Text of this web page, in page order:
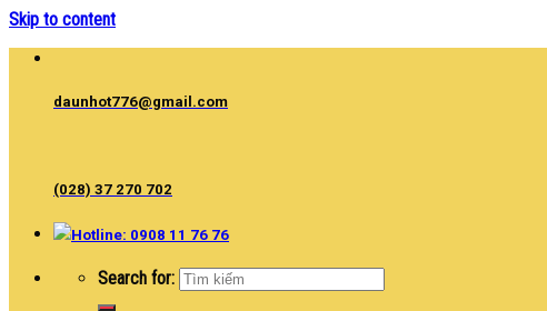
Skip to content
daunhot776@gmail.com
(028) 37 270 702
Hotline: 0908 11 76 76
Search for: